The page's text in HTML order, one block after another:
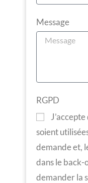
Message
RGPD
soient
demande et,
dans le back-
demander la